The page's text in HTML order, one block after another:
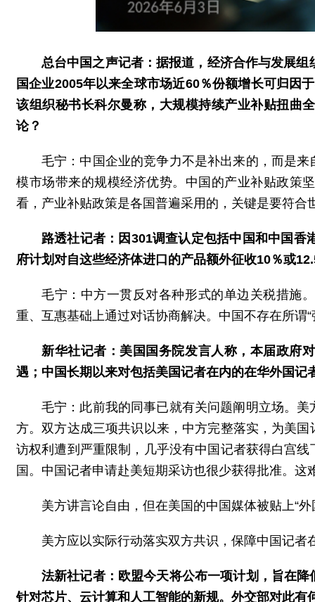
总台中国之声记者：据报道，经济合作与发展
国企业2005年以来全球市场近60％份额增长可归因
该组织秘书长科尔曼称，大规模持续产业补贴扭曲
论？
毛宁：中国企业的竞争力不是补出来的，而是
模市场带来的规模经济优势。中国的产业补贴政策
看，产业补贴政策是各国普遍采用的，关键是要符
路透社记者：因301调查认定包括中国和中国
府计划对自这些经济体进口的产品额外征收10％或
毛宁：中方一贯反对各种形式的单边关税措施
重、互惠基础上通过对话协商解决。中国不存在所谓
新华社记者：美国国务院发言人称，本届政府
遇；中国长期以来对包括美国记者在内的在华外国记
毛宁：此前我的同事已就有关问题阐明立场。
方。双方达成三项共识以来，中方完整落实，为美
访权利遭到严重限制，几乎没有中国记者获得白宫
国。中国记者申请赴美短期采访也很少获得批准。这
美方讲言论自由，但在美国的中国媒体被贴上“
美方应以实际行动落实双方共识，保障中国记者
法新社记者：欧盟今天将公布一项计划，旨在
针对芯片、云计算和人工智能的新规。外交部对此有